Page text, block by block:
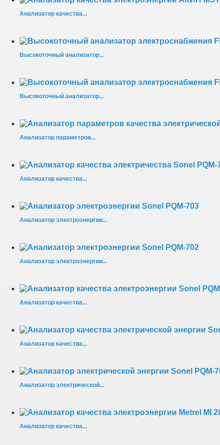
Анализатор качества...
Высокоточный анализатор...
Высокоточный анализатор...
Анализатор параметров...
Анализатор качества...
Анализатор электроэнергии...
Анализатор электроэнергии...
Анализатор качества...
Анализатор качества...
Анализатор электрической...
Анализатор качества...